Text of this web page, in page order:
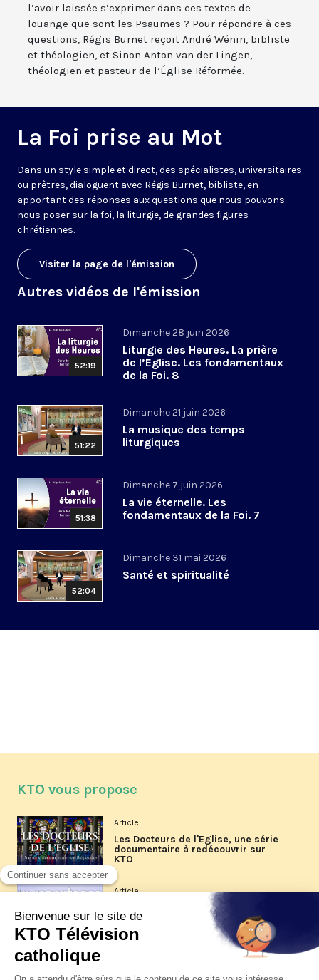
l’avoir laissée s’exprimer dans ces textes de
louange que sont les Psaumes ? Pour répondre à ces
questions, Régis Burnet reçoit André Wénin, bibliste
et théologien, et Sinon Anton van der Lingen,
théologien et pasteur de l’Église Réformée.
La Foi prise au Mot
Dans un style simple et direct, des spécialistes, universitaires
ou prêtres, dialoguent avec Régis Burnet, bibliste, en
apportant des réponses aux questions que nous pouvons
nous poser sur la foi, la liturgie, de grandes figures
chrétiennes.
Visiter la page de l'émission
Autres vidéos de l'émission
52:19
Dimanche 28 juin 2026
Liturgie des Heures. La prière
de l’Eglise. Les fondamentaux
de la Foi. 8
51:22
Dimanche 21 juin 2026
La musique des temps
liturgiques
51:38
Dimanche 7 juin 2026
La vie éternelle. Les
fondamentaux de la Foi. 7
52:04
Dimanche 31 mai 2026
Santé et spiritualité
KTO vous propose
Article
Les Docteurs de l'Église, une série
documentaire à redécouvrir sur
KTO
Article
Les reportages d'été 2026 de KTO
La visite pastorale du pape Léon